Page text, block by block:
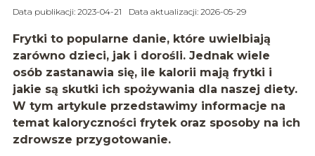
Data publikacji: 2023-04-21 Data aktualizacji: 2026-05-29
Frytki to popularne danie, które uwielbiają
zarówno dzieci, jak i dorośli. Jednak wiele
osób zastanawia się, ile kalorii mają frytki i
jakie są skutki ich spożywania dla naszej diety.
W tym artykule przedstawimy informacje na
temat kaloryczności frytek oraz sposoby na ich
zdrowsze przygotowanie.